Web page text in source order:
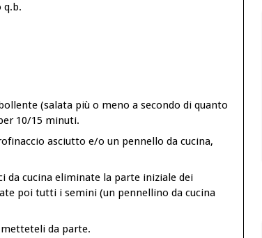
q.b.
(salata più o meno a secondo di quanto
10/15 minuti.
asciutto e/o un pennello da cucina,
da cucina eliminate la parte iniziale dei
poi tutti i semini (un pennellino da cucina
da parte.